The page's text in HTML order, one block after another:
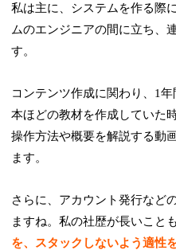
私は主に、システムを作る際
ムのエンジニアの間に立ち、
す。
コンテンツ作成に関わり、1
本ほどの教材を作成していた
操作方法や概要を解説する動
ます。
さらに、アカウント発行など
ますね。私の社歴が長いこと
を、スタックしないよう適性